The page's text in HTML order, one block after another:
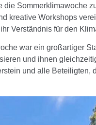
Sommerklimawoche
kreative Workshops
Verständnis für den
war ein großartiger
und ihnen
und alle Beteiligten,